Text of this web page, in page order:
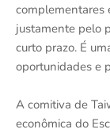
complementares
justamente pelo
curto prazo. É
oportunidades e
A comitiva de
econômica do